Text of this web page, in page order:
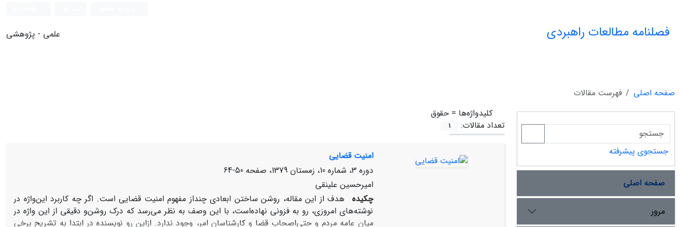
فصلنامه مطالعات راهبردی علمی - پژوهشی
صفحه اصلی
فهرست مقالات
کلیدواژه‌ها = حقوق‌
تعداد مقالات:
1
امنیت‌ قضایی‌
دوره 3، شماره 10، زمستان 1379، صفحه
50-64
امیرحسین‌ علینقی‌
چکیده
هدف‌ از این‌ مقاله‌، روشن‌ ساختن‌ ابعادی‌ چنداز مفهوم‌ امنیت‌ قضایی‌ است‌. اگر چه‌ کاربرد این‌واژه‌ در
نوشته‌های‌ امروزی‌، رو به‌ فزونی‌ نهاده‌است‌، با این‌ وصف‌ به‌ نظر می‌رسد که‌ درک‌ روشن‌و دقیقی‌ از این‌ واژه‌ در
میان‌ عامه‌ مردم‌ و حتی‌اصحاب‌ قضا و کارشناسان‌ امر، وجود ندارد. ازاین‌ رو نویسنده‌ در ابتدا به‌ تشریح‌ برخی‌
جستجوی پیشرفته
صفحه اصلی
مرور